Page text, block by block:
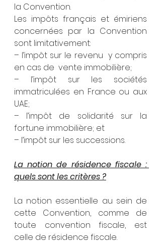
la Convention.
Les impôts français et émiriens
concernées par la Convention
sont limitativement:
– l’impôt sur le revenu  y compris
en cas de  vente immobilière;
– l’impôt sur les sociétés
immatriculées en France ou aux
UAE;
– l’impôt de solidarité sur la
fortune immobilière; et
– l’impôt sur les successions.
La notion de résidence fiscale :
quels sont les critères ?
La notion essentielle au sein de
cette Convention, comme de
toute convention fiscale, est
celle de résidence fiscale.